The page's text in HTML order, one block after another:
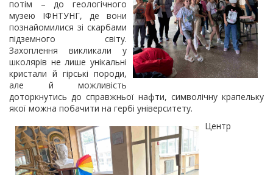
потім – до геологічного
музею ІФНТУНГ, де вони
познайомилися зі скарбами
підземного світу.
Захоплення викликали у
школярів не лише унікальні
кристали й гірські породи,
але й можливість
доторкнутись до справжньої нафти, символічну крапельку
якої можна побачити на гербі університету.
Центр